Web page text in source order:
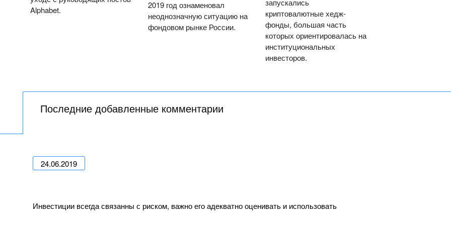
Alphabet.
2019 год ознаменовал
неоднозначную ситуацию на
фондовом рынке России.
запускались
криптовалютные хедж-
фонды, большая часть
которых ориентировалась на
институциональных
инвесторов.
Последние добавленные комментарии
24.06.2019
Инвестиции всегда связанны с риском, важно его адекватно оценивать и использовать